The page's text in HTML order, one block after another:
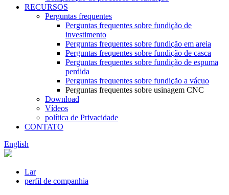
RECURSOS
Perguntas frequentes
Perguntas frequentes sobre fundição de
investimento
Perguntas frequentes sobre fundição em areia
Perguntas frequentes sobre fundição de casca
Perguntas frequentes sobre fundição de espuma
perdida
Perguntas frequentes sobre fundição a vácuo
Perguntas frequentes sobre usinagem CNC
Download
Vídeos
política de Privacidade
CONTATO
English
Lar
perfil de companhia